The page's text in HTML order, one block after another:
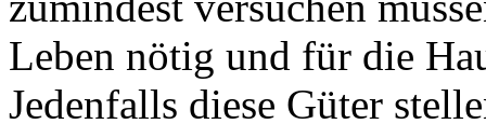
Leben nötig und für die
Jedenfalls diese Güter